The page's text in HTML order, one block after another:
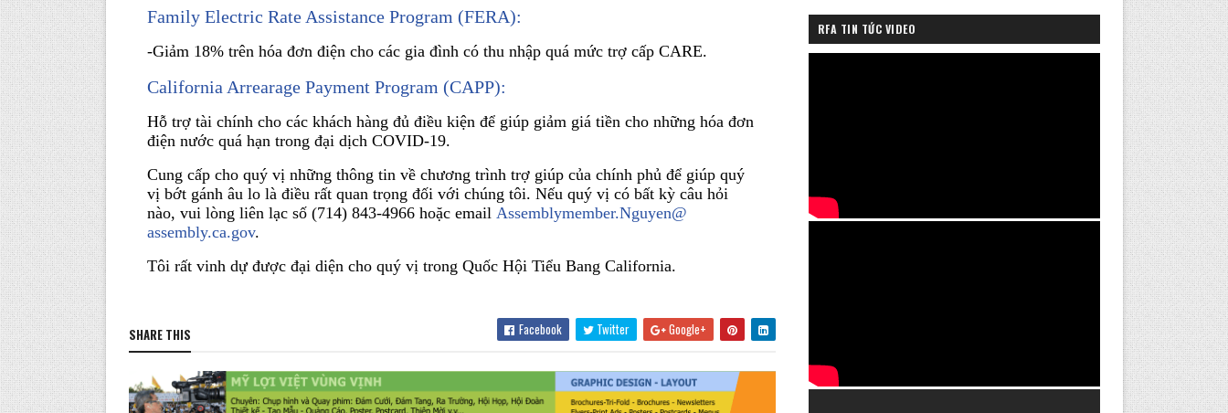
Family Electric Rate Assistance Program (FERA):
-Giảm 18% trên hóa đơn điện cho các gia đình có thu nhập quá mức trợ cấp CARE.
California Arrearage Payment Program (CAPP):
Hỗ trợ tài chính cho các khách hàng đủ điều kiện để giúp giảm giá tiền cho những hóa đơn
điện nước quá hạn trong đại dịch COVID-19.
Cung cấp cho quý vị những thông tin về chương trình trợ giúp của chính phủ để giúp quý
vị bớt gánh âu lo là điều rất quan trọng đối với chúng tôi. Nếu quý vị có bất kỳ câu hỏi
nào, vui lòng liên lạc số (714) 843-4966 hoặc email Assemblymember.Nguyen@
assembly.ca.gov.
Tôi rất vinh dự được đại diện cho quý vị trong Quốc Hội Tiểu Bang California.
SHARE THIS Facebook Twitter Google+
RFA TIN TỨC VIDEO